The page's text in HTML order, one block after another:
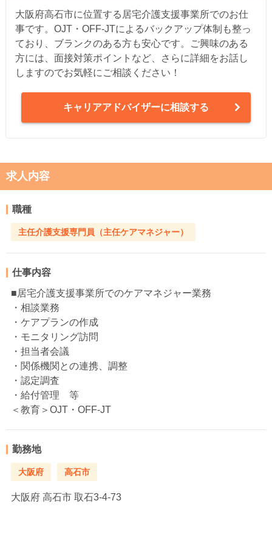
大阪府高石市に位置する居宅介護支援事業所でのお仕
事です。OJT・OFF-JTによるバックアップ体制も整っ
ており、ブランクのある方も安心です。ご興味のある
方には、面接対策ポイントなど、さらに詳細をお話し
しますのでお気軽にご相談ください！
キャリアアドバイザーに相談する
求人内容
職種
主任介護支援専門員（主任ケアマネジャー）
仕事内容
■居宅介護支援事業所でのケアマネジャー業務
・相談業務
・ケアプランの作成
・モニタリング訪問
・担当者会議
・関係機関との連携、調整
・認定調査
・給付管理 等
＜教育＞OJT・OFF-JT
勤務地
大阪府 高石市
大阪府 高石市 取石3-4-73